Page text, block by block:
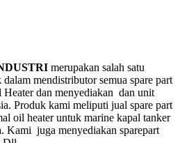
merupakan salah satu
mendistributor semua spare part
dan menyediakan dan unit
Produk kami meliputi jual spare part
oil heater untuk marine kapal tanker
Kami juga menyediakan sparepart